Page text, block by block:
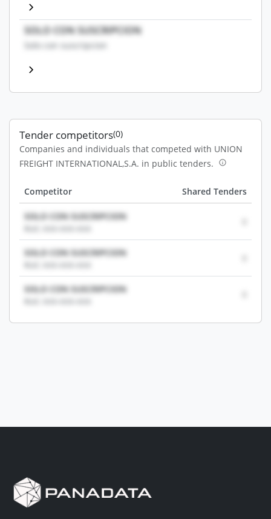
SOLO CON SUSCRIPCION
Solo con suscripcion
Tender competitors(0)
Companies and individuals that competed with UNION
FREIGHT INTERNATIONAL,S.A. in public tenders.
Competitor Shared Tenders
SOLO CON SUSCRIPCION
SOLO CON SUSCRIPCION
SOLO CON SUSCRIPCION